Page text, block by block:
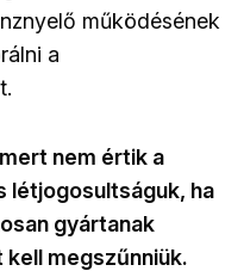
működésének
a
nem értik a
létjogosultságuk, ha
gyártanak
megszűnniük.